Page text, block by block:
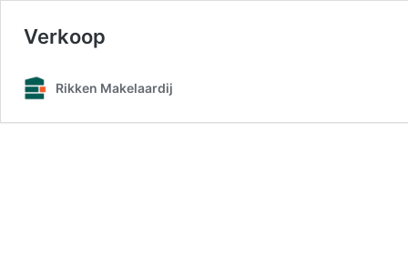
Verkoop
Rikken Makelaardij